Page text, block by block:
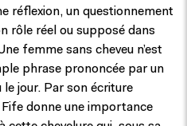
réflexion, un questionnement
rôle réel ou supposé dans
femme sans cheveu n’est
phrase prononcée par un
le jour. Par son écriture
donne une importance